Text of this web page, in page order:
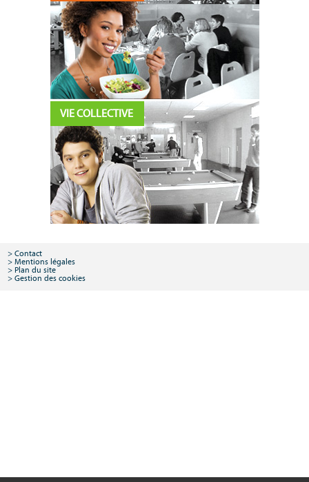
VIE COLLECTIVE
Contact
Mentions légales
Plan du site
Gestion des cookies